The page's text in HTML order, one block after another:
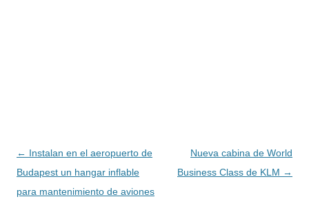
Navegación
de
entradas
← Instalan en el aeropuerto de
Budapest un hangar inflable
para mantenimiento de aviones
Nueva cabina de World
Business Class de KLM →